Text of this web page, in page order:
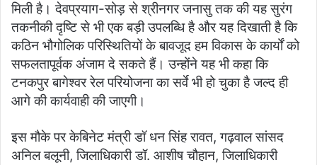
मिली है। देवप्रयाग-सोड़ से श्रीनगर जनासु तक की यह सुरंग
तकनीकी दृष्टि से भी एक बड़ी उपलब्धि है और यह दिखाती है कि
कठिन भौगोलिक परिस्थितियों के बावजूद हम विकास के कार्यों को
सफलतापूर्वक अंजाम दे सकते हैं। उन्होंने यह भी कहा कि
टनकपुर बागेश्वर रेल परियोजना का सर्वे भी हो चुका है जल्द ही
आगे की कार्यवाही की जाएगी।
इस मौके पर केबिनेट मंत्री डॉ धन सिंह रावत, गढ़वाल सांसद
अनिल बलूनी, जिलाधिकारी डॉ. आशीष चौहान, जिलाधिकारी